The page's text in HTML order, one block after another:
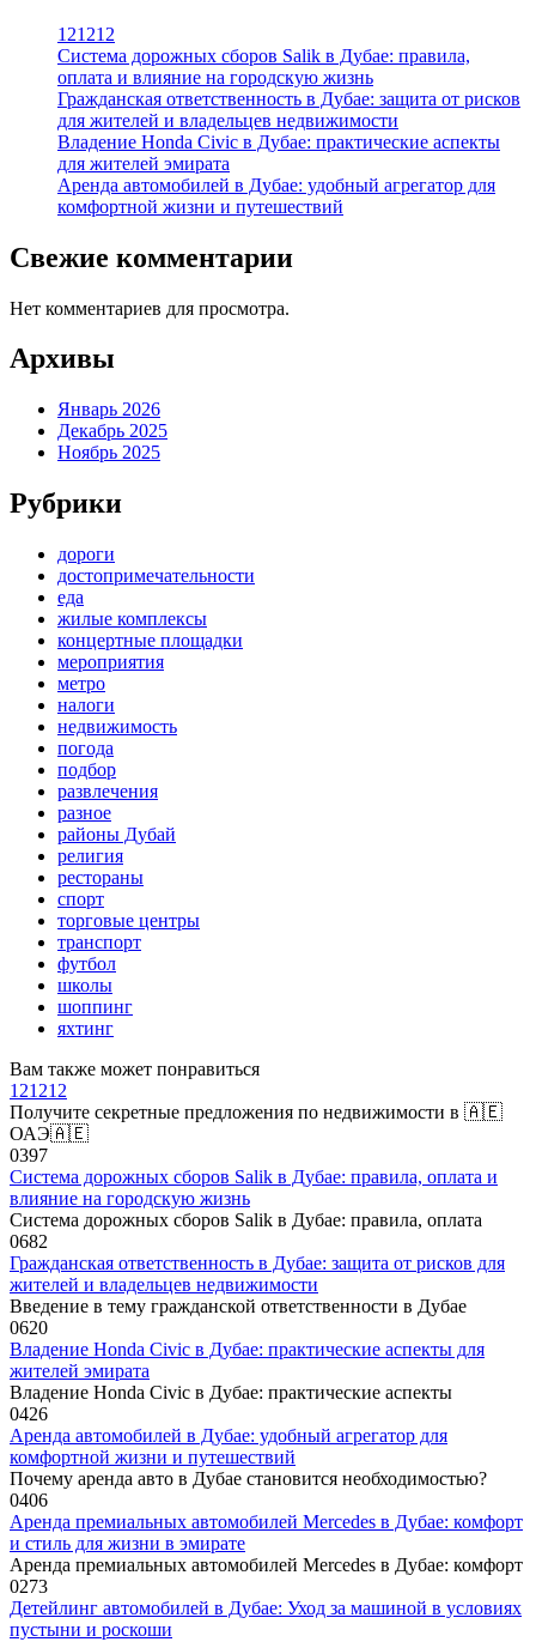
121212
Система дорожных сборов Salik в Дубае: правила,
оплата и влияние на городскую жизнь
Гражданская ответственность в Дубае: защита от рисков
для жителей и владельцев недвижимости
Владение Honda Civic в Дубае: практические аспекты
для жителей эмирата
Аренда автомобилей в Дубае: удобный агрегатор для
комфортной жизни и путешествий
Свежие комментарии
Нет комментариев для просмотра.
Архивы
Январь 2026
Декабрь 2025
Ноябрь 2025
Рубрики
дороги
достопримечательности
еда
жилые комплексы
концертные площадки
мероприятия
метро
налоги
недвижимость
погода
подбор
развлечения
разное
районы Дубай
религия
рестораны
спорт
торговые центры
транспорт
футбол
школы
шоппинг
яхтинг
Вам также может понравиться
121212
Получите секретные предложения по недвижимости в 🇦🇪
ОАЭ🇦🇪
0397
Система дорожных сборов Salik в Дубае: правила, оплата и
влияние на городскую жизнь
Система дорожных сборов Salik в Дубае: правила, оплата
0682
Гражданская ответственность в Дубае: защита от рисков для
жителей и владельцев недвижимости
Введение в тему гражданской ответственности в Дубае
0620
Владение Honda Civic в Дубае: практические аспекты для
жителей эмирата
Владение Honda Civic в Дубае: практические аспекты
0426
Аренда автомобилей в Дубае: удобный агрегатор для
комфортной жизни и путешествий
Почему аренда авто в Дубае становится необходимостью?
0406
Аренда премиальных автомобилей Mercedes в Дубае: комфорт
и стиль для жизни в эмирате
Аренда премиальных автомобилей Mercedes в Дубае: комфорт
0273
Детейлинг автомобилей в Дубае: Уход за машиной в условиях
пустыни и роскоши